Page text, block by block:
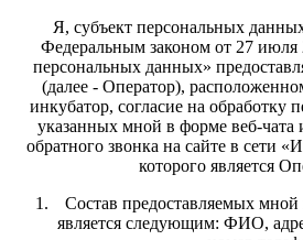
Я, субъект персональных
Федеральным законом от 27
персональных данных»
(далее - Оператор),
инкубатор, согласие на обработку
указанных мной в форме веб-чата
обратного звонка на сайте в сети
которого является
Состав предоставляемых
является следующим: ФИО,